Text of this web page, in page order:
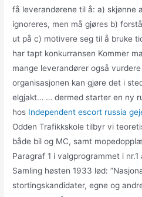
få leverandørene til å: a) skjønne
ignoreres, men må gjøres b)
ut på c) motivere seg til å bruke
har tapt konkurransen Kommer
mange leverandører også
organisasjonen kan gjøre det i
elgjakt… … dermed starter en ny
hos Independent escort russia
Odden Trafikkskole tilbyr vi
både bil og MC, samt
Paragraf 1 i valgprogrammet i
Samling høsten 1933 lød:
stortingskandidater, egne og